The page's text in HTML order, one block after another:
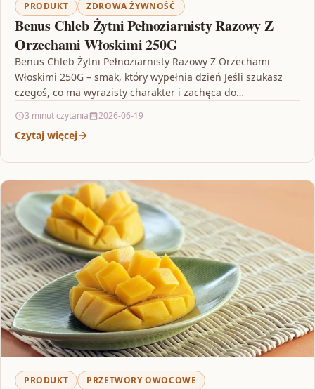
PRODUKT ZDROWA ŻYWNOŚĆ
Benus Chleb Żytni Pełnoziarnisty Razowy Z
Orzechami Włoskimi 250G
Benus Chleb Żytni Pełnoziarnisty Razowy Z Orzechami
Włoskimi 250G – smak, który wypełnia dzień Jeśli szukasz
czegoś, co ma wyrazisty charakter i zachęca do…
3 minut czytania 2026-06-19
Czytaj więcej
PRODUKT PRZETWORY OWOCOWE